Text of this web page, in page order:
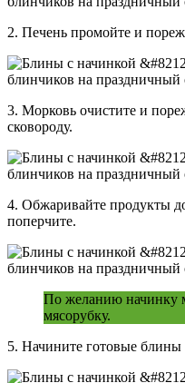
2. Печень промойте и
3. Морковь очистите и
сковороду.
4. Обжаривайте продукты
поперчите.
По желанию начинку
мясорубку.
5. Начините готовые